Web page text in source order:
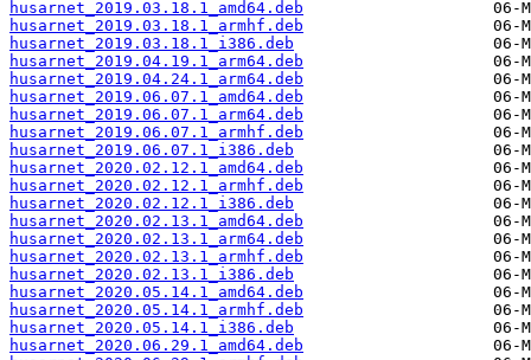
husarnet_2019.03.18.1_amd64.deb
husarnet_2019.03.18.1_armhf.deb
husarnet_2019.03.18.1_i386.deb
husarnet_2019.04.19.1_arm64.deb
husarnet_2019.04.24.1_arm64.deb
husarnet_2019.06.07.1_amd64.deb
husarnet_2019.06.07.1_arm64.deb
husarnet_2019.06.07.1_armhf.deb
husarnet_2019.06.07.1_i386.deb
husarnet_2020.02.12.1_amd64.deb
husarnet_2020.02.12.1_armhf.deb
husarnet_2020.02.12.1_i386.deb
husarnet_2020.02.13.1_amd64.deb
husarnet_2020.02.13.1_arm64.deb
husarnet_2020.02.13.1_armhf.deb
husarnet_2020.02.13.1_i386.deb
husarnet_2020.05.14.1_amd64.deb
husarnet_2020.05.14.1_armhf.deb
husarnet_2020.05.14.1_i386.deb
husarnet_2020.06.29.1_amd64.deb